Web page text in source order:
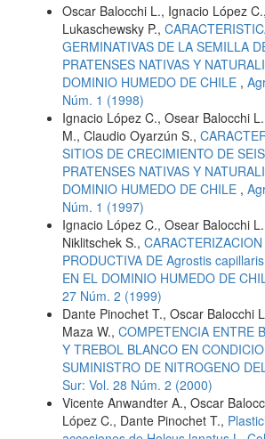
Oscar Balocchi L., Ignacio López
Lukaschewsky P.,
GERMINATIVAS DE LA SEMILLA
PRATENSES NATIVAS Y
DOMINIO HUMEDO DE CHILE ,
Núm. 1 (1998)
Ignacio López C., Osear Balocchi
M., Claudio Oyarzún S.,
SITIOS DE CRECIMIENTO DE
PRATENSES NATIVAS Y
DOMINIO HUMEDO DE CHILE ,
Núm. 1 (1997)
Ignacio López C., Osear Balocchi
Niklitschek S.,
PRODUCTIVA DE Agrostis
EN EL DOMINIO HUMEDO DE
27 Núm. 2 (1999)
Dante Pinochet T., Oscar Balocchi
Maza W., COMPETENCIA ENTRE
Y TREBOL BLANCO EN
SUMINISTRO DE NITROGENO
Sur: Vol. 28 Núm. 2 (2000)
Vicente Anwandter A., Oscar
López C., Dante Pinochet T.,